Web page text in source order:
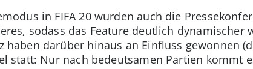
in FIFA 20 wurden auch die
sodass das Feature deutlich dynamischer
haben darüber hinaus an Einfluss gewonnen
statt: Nur nach bedeutsamen Partien kommt